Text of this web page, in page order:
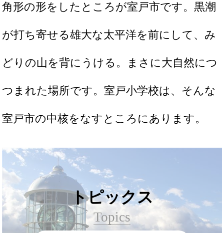
角形の形をしたところが室戸市です。黒潮
が打ち寄せる雄大な太平洋を前にして、み
どりの山を背にうける。まさに大自然につ
つまれた場所です。室戸小学校は、そんな
室戸市の中核をなすところにあります。
トピックス
Topics